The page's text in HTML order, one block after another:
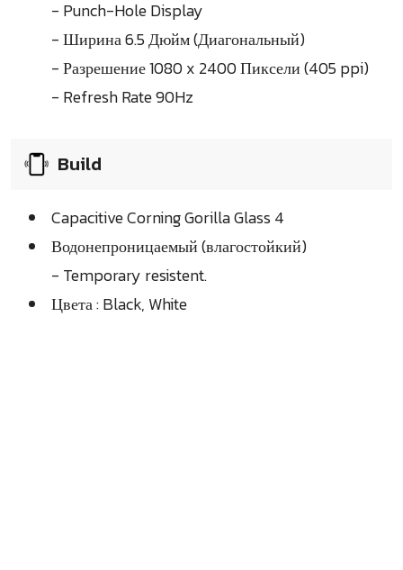
- Punch-Hole Display
- Ширина 6.5 Дюйм (Диагональный)
- Разрешение 1080 x 2400 Пиксели (405 ppi)
- Refresh Rate 90Hz
Build
Capacitive Corning Gorilla Glass 4
Водонепроницаемый (влагостойкий)
- Temporary resistent.
Цвета : Black, White